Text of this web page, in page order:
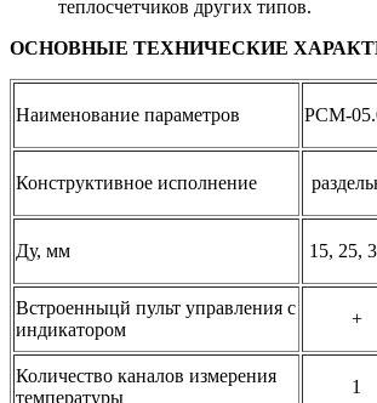
теплосчетчиков других типов.
ОСНОВНЫЕ ТЕХНИЧЕСКИЕ
Наименование параметров РСМ-
Конструктивное исполнение
Ду, мм 15, 25,
Встроенныцй пульт управления с
индикатором
+
Количество каналов измерения
температуры
1